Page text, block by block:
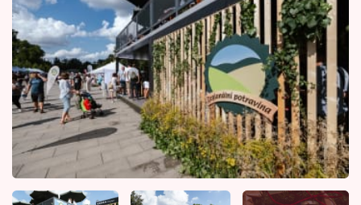
Seriály
Horoskopy
Sledujte prima+
Filmový festival Karlovy Vary
Pořady